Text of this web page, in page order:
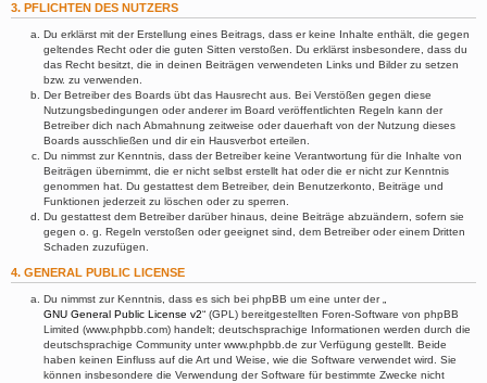
3. PFLICHTEN DES NUTZERS
Du erklärst mit der Erstellung eines Beitrags, dass er keine Inhalte enthält, die gegen
geltendes Recht oder die guten Sitten verstoßen. Du erklärst insbesondere, dass du
das Recht besitzt, die in deinen Beiträgen verwendeten Links und Bilder zu setzen
bzw. zu verwenden.
Der Betreiber des Boards übt das Hausrecht aus. Bei Verstößen gegen diese
Nutzungsbedingungen oder anderer im Board veröffentlichten Regeln kann der
Betreiber dich nach Abmahnung zeitweise oder dauerhaft von der Nutzung dieses
Boards ausschließen und dir ein Hausverbot erteilen.
Du nimmst zur Kenntnis, dass der Betreiber keine Verantwortung für die Inhalte von
Beiträgen übernimmt, die er nicht selbst erstellt hat oder die er nicht zur Kenntnis
genommen hat. Du gestattest dem Betreiber, dein Benutzerkonto, Beiträge und
Funktionen jederzeit zu löschen oder zu sperren.
Du gestattest dem Betreiber darüber hinaus, deine Beiträge abzuändern, sofern sie
gegen o. g. Regeln verstoßen oder geeignet sind, dem Betreiber oder einem Dritten
Schaden zuzufügen.
4. GENERAL PUBLIC LICENSE
Du nimmst zur Kenntnis, dass es sich bei phpBB um eine unter der „
GNU General Public License v2“ (GPL) bereitgestellten Foren-Software von phpBB
Limited (www.phpbb.com) handelt; deutschsprachige Informationen werden durch die
deutschsprachige Community unter www.phpbb.de zur Verfügung gestellt. Beide
haben keinen Einfluss auf die Art und Weise, wie die Software verwendet wird. Sie
können insbesondere die Verwendung der Software für bestimmte Zwecke nicht